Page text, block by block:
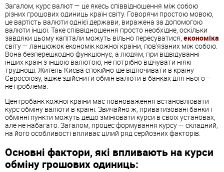
Загалом, курс валют — це якесь співвідношення між собою
різних грошових одиниць країн світу. Говорячи простою мовою,
це вартість валюти однієї держави, виражена за допомогою
валюти іншої. Таке співвідношення просто необхідне, оскільки
завдяки цьому капітали можуть вільно пересуватися, економіка
світу — ланцюжок економік кожної країни, пов'язаних між собою.
Вона безперешкодно функціонує, а людям, при відвідуванні
інших країн з іншою валютою, не потрібно відчувати ніякі
труднощі. Житель Києва спокійно їде відпочивати в країну
Євросоюзу, адже здійснити обмін валюти в банках для нього —
не проблема.
Центробанк кожної країни має повноваження встановлювати
курс обміну валюти в країні. Звичайно ж, приватизовані банки і
обмінні пункти можуть дещо змінювати курси в своїх установах,
але не набагато. Загалом, процес формування курсу — складний,
на його особливості впливає цілий ряд серйозних факторів.
Основні фактори, які впливають на курси
обміну грошових одиниць: